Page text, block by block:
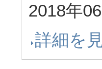
2018年
詳細を